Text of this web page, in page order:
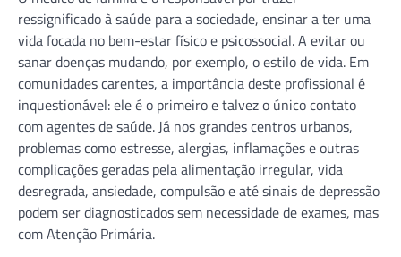
ressignificado à saúde para a sociedade, ensinar a ter uma
vida focada no bem-estar físico e psicossocial. A evitar ou
sanar doenças mudando, por exemplo, o estilo de vida. Em
comunidades carentes, a importância deste profissional é
inquestionável: ele é o primeiro e talvez o único contato
com agentes de saúde. Já nos grandes centros urbanos,
problemas como estresse, alergias, inflamações e outras
complicações geradas pela alimentação irregular, vida
desregrada, ansiedade, compulsão e até sinais de depressão
podem ser diagnosticados sem necessidade de exames, mas
com Atenção Primária.